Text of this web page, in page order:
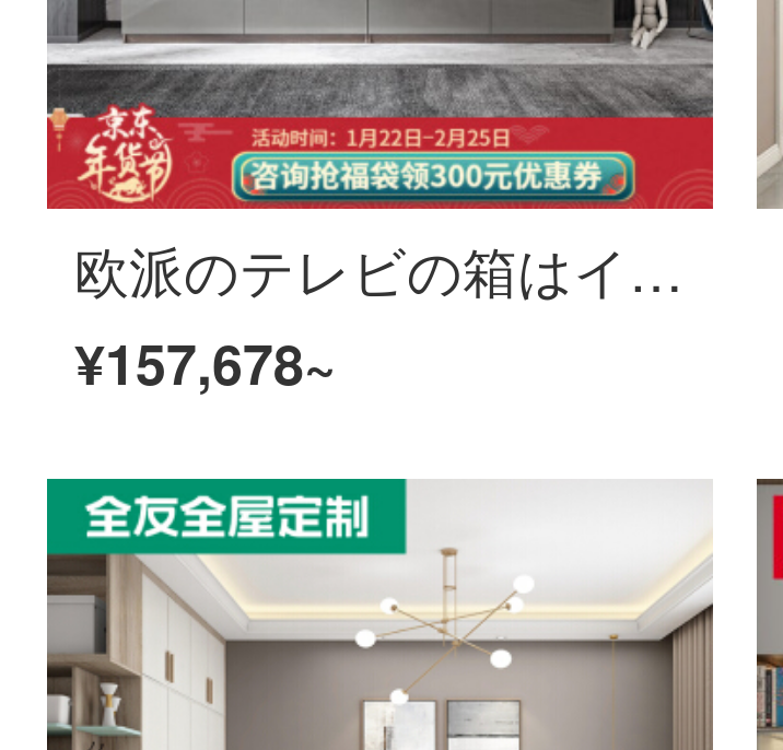
欧派のテレビの箱はイタリア式のファッション式を注文して注文して注文します。
¥157,678~